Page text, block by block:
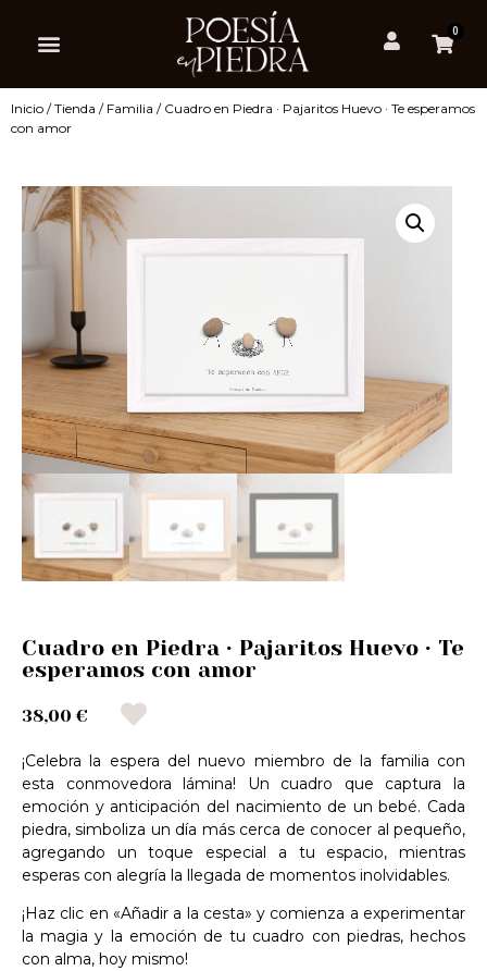
0
Inicio /Tienda / Familia / Cuadro en Piedra · Pajaritos Huevo · Te esperamos
con amor
Cuadro en Piedra · Pajaritos Huevo · Te
esperamos con amor
38,00 €
¡Celebra la espera del nuevo miembro de la familia con
esta conmovedora lámina! Un cuadro que captura la
emoción y anticipación del nacimiento de un bebé. Cada
piedra, simboliza un día más cerca de conocer al pequeño,
agregando un toque especial a tu espacio, mientras
esperas con alegría la llegada de momentos inolvidables.
¡Haz clic en «Añadir a la cesta» y comienza a experimentar
la magia y la emoción de tu cuadro con piedras, hechos
con alma, hoy mismo!